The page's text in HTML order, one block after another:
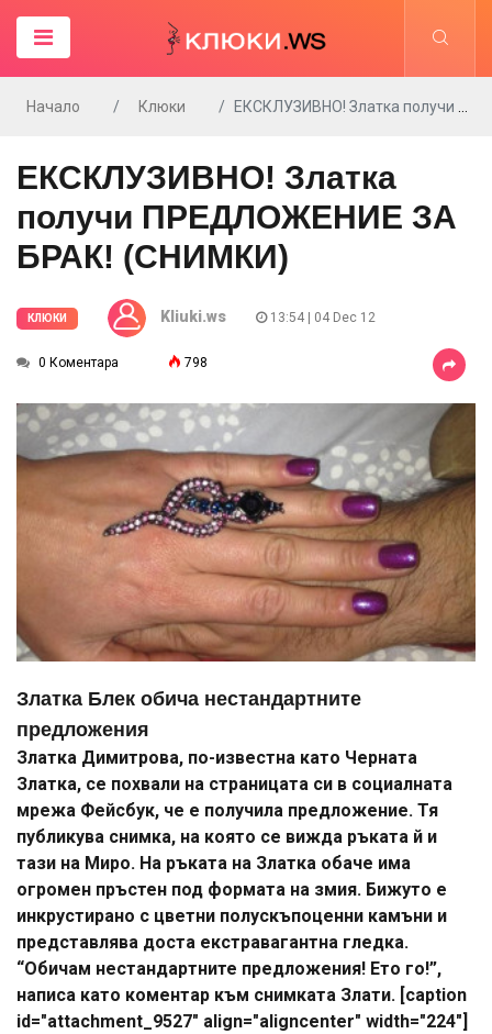
Начало Клюки ЕКСКЛУЗИВНО! Златка получи ПРЕДЛОЖЕНИЕ ЗА БРАК! (СНИМКИ)
ЕКСКЛУЗИВНО! Златка
получи ПРЕДЛОЖЕНИЕ ЗА
БРАК! (СНИМКИ)
КЛЮКИ Kliuki.ws 13:54 | 04 Dec 12
0 Коментара 798
Златка Блек обича нестандартните
предложения
Златка Димитрова, по-известна като Черната
Златка, се похвали на страницата си в социалната
мрежа Фейсбук, че е получила предложение. Тя
публикува снимка, на която се вижда ръката й и
тази на Миро. На ръката на Златка обаче има
огромен пръстен под формата на змия. Бижуто е
инкрустирано с цветни полускъпоценни камъни и
представлява доста екстравагантна гледка.
“Обичам нестандартните предложения! Ето го!”,
написа като коментар към снимката Злати. [caption
id="attachment_9527" align="aligncenter" width="224"]